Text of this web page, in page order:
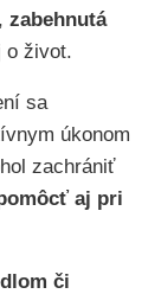
zabehnutá
o život.
sa
úkonom
zachrániť
aj pri
či